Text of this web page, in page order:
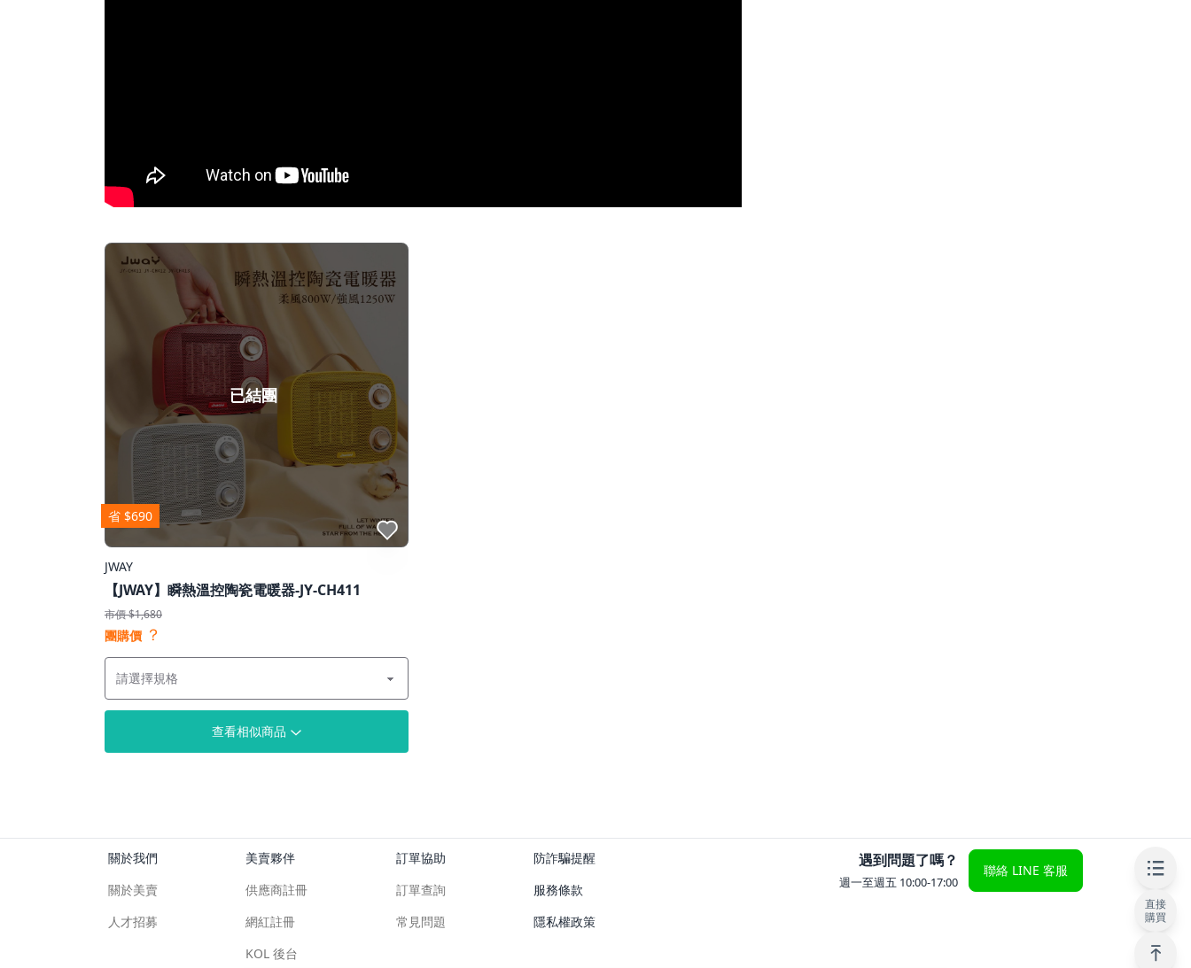
省 $690
已結團
點我收藏
JWAY
【JWAY】瞬熱溫控陶瓷電暖器-JY-CH411
市價 $1,680
團購價 ？
查看相似商品
直接
購買
關於我們
關於美賣
人才招募
美賣夥伴
供應商註冊
網紅註冊
KOL 後台
訂單協助
訂單查詢
常見問題
防詐騙提醒
服務條款
隱私權政策
遇到問題了嗎？
週一至週五 10:00-17:00
聯絡 LINE 客服